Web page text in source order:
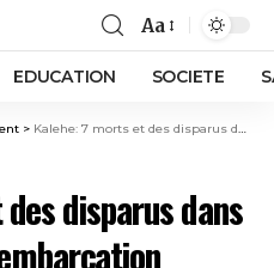
Aa
EDUCATION SOCIETE
> Kalehe: 7 morts et des disparus dans le naufrage d’une embarcation motorisée
disparus dans